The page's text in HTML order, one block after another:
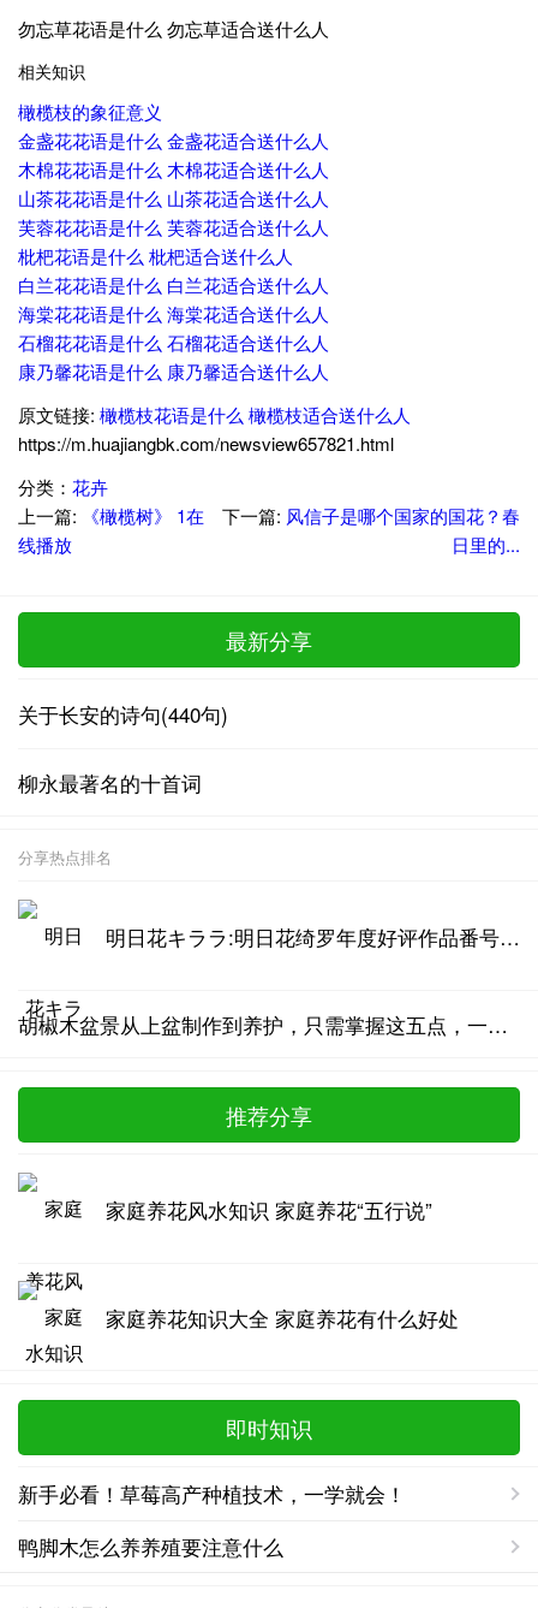
勿忘草花语是什么 勿忘草适合送什么人
相关知识
橄榄枝的象征意义
金盏花花语是什么 金盏花适合送什么人
木棉花花语是什么 木棉花适合送什么人
山茶花花语是什么 山茶花适合送什么人
芙蓉花花语是什么 芙蓉花适合送什么人
枇杷花语是什么 枇杷适合送什么人
白兰花花语是什么 白兰花适合送什么人
海棠花花语是什么 海棠花适合送什么人
石榴花花语是什么 石榴花适合送什么人
康乃馨花语是什么 康乃馨适合送什么人
原文链接: 橄榄枝花语是什么 橄榄枝适合送什么人
https://m.huajiangbk.com/newsview657821.html
分类： 花卉
上一篇:
《橄榄树》 1在
线播放
下一篇: 风信子是哪个国家的国花？春
日里的...
最新分享
关于长安的诗句(440句)
柳永最著名的十首词
分享热点排名
明日花キララ:明日花绮罗年度好评作品番号汇总
胡椒木盆景从上盆制作到养护，只需掌握这五点，一年四季清香四溢
推荐分享
家庭养花风水知识 家庭养花“五行说”
家庭养花知识大全 家庭养花有什么好处
即时知识
新手必看！草莓高产种植技术，一学就会！
鸭脚木怎么养养殖要注意什么